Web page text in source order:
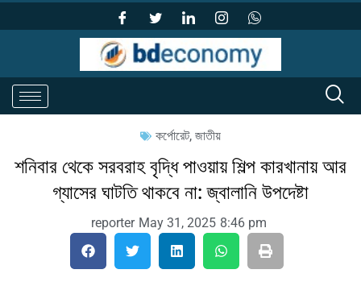
কর্পোরেট, জাতীয়
শনিবার থেকে সরবরাহ বৃদ্ধি পাওয়ায় শিল্প কারখানায় আর
গ্যাসের ঘাটতি থাকবে না: জ্বালানি উপদেষ্টা
reporter May 31, 2025 8:46 pm